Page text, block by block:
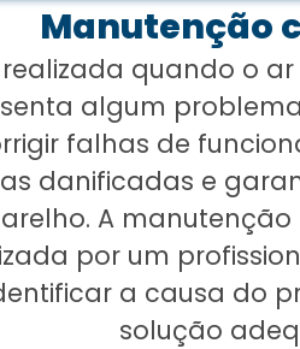
Manutenção
realizada quando o
algum
falhas de
danificadas e
A manutenção
por um
a causa do
solução